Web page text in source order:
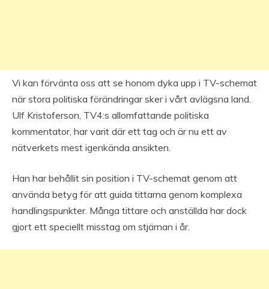
Vi kan förvänta oss att se honom dyka upp i TV-schemat
när stora politiska förändringar sker i vårt avlägsna land.
Ulf Kristoferson, TV4:s allomfattande politiska
kommentator, har varit där ett tag och är nu ett av
nätverkets mest igenkända ansikten.
Han har behållit sin position i TV-schemat genom att
använda betyg för att guida tittarna genom komplexa
handlingspunkter. Många tittare och anställda har dock
gjort ett speciellt misstag om stjärnan i år.